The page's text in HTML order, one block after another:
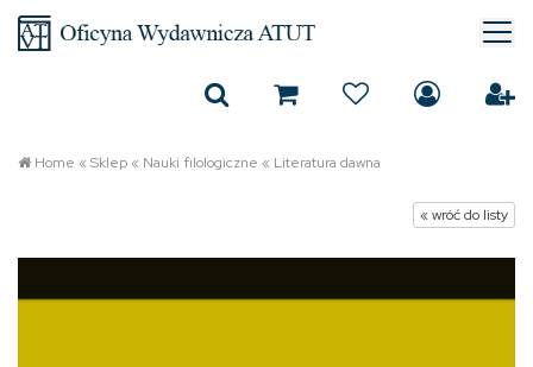
Home «Sklep« Nauki filologiczne « Literatura dawna
« wróć do listy